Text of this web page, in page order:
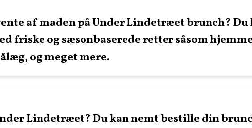
af maden på Under Lindetræet brunch? Du
friske og sæsonbaserede retter såsom
og meget mere.
Lindetræet? Du kan nemt bestille din